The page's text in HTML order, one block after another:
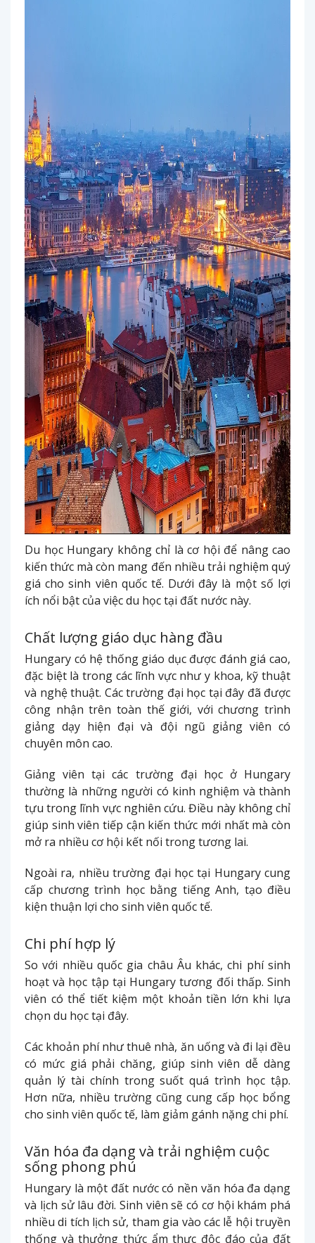
Du học Hungary không chỉ là cơ hội để nâng cao
kiến thức mà còn mang đến nhiều trải nghiệm quý
giá cho sinh viên quốc tế. Dưới đây là một số lợi
ích nổi bật của việc du học tại đất nước này.
Chất lượng giáo dục hàng đầu
Hungary có hệ thống giáo dục được đánh giá cao,
đặc biệt là trong các lĩnh vực như y khoa, kỹ thuật
và nghệ thuật. Các trường đại học tại đây đã được
công nhận trên toàn thế giới, với chương trình
giảng dạy hiện đại và đội ngũ giảng viên có
chuyên môn cao.
Giảng viên tại các trường đại học ở Hungary
thường là những người có kinh nghiệm và thành
tựu trong lĩnh vực nghiên cứu. Điều này không chỉ
giúp sinh viên tiếp cận kiến thức mới nhất mà còn
mở ra nhiều cơ hội kết nối trong tương lai.
Ngoài ra, nhiều trường đại học tại Hungary cung
cấp chương trình học bằng tiếng Anh, tạo điều
kiện thuận lợi cho sinh viên quốc tế.
Chi phí hợp lý
So với nhiều quốc gia châu Âu khác, chi phí sinh
hoạt và học tập tại Hungary tương đối thấp. Sinh
viên có thể tiết kiệm một khoản tiền lớn khi lựa
chọn du học tại đây.
Các khoản phí như thuê nhà, ăn uống và đi lại đều
có mức giá phải chăng, giúp sinh viên dễ dàng
quản lý tài chính trong suốt quá trình học tập.
Hơn nữa, nhiều trường cũng cung cấp học bổng
cho sinh viên quốc tế, làm giảm gánh nặng chi phí.
Văn hóa đa dạng và trải nghiệm cuộc
sống phong phú
Hungary là một đất nước có nền văn hóa đa dạng
và lịch sử lâu đời. Sinh viên sẽ có cơ hội khám phá
nhiều di tích lịch sử, tham gia vào các lễ hội truyền
thống và thưởng thức ẩm thực độc đáo của đất